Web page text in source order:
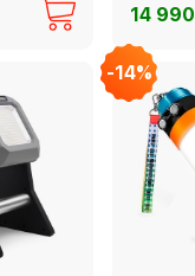
14 990
-14%